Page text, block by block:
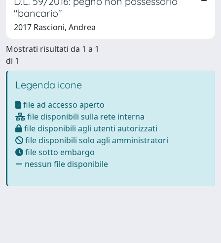
"bancario"
2017 Rascioni, Andrea
Mostrati risultati da 1 a 1
di 1
Legenda icone
file ad accesso aperto
file disponibili sulla rete interna
file disponibili agli utenti autorizzati
file disponibili solo agli amministratori
file sotto embargo
nessun file disponibile